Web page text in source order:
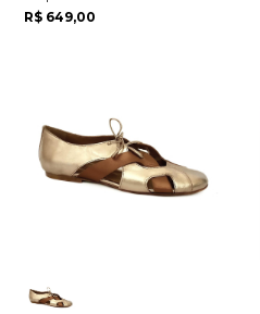
R$ 649,00